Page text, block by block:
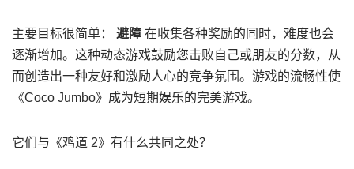
主要目标很简单： 避障 在收集各种奖励的同时，难度也会
逐渐增加。这种动态游戏鼓励您击败自己或朋友的分数，从
而创造出一种友好和激励人心的竞争氛围。游戏的流畅性使
《Coco Jumbo》成为短期娱乐的完美游戏。
它们与《鸡道 2》有什么共同之处？